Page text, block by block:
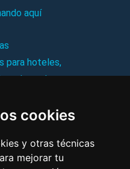
cookies
y otras técnicas
mejorar tu
aquí
para hoteles,
hostales,